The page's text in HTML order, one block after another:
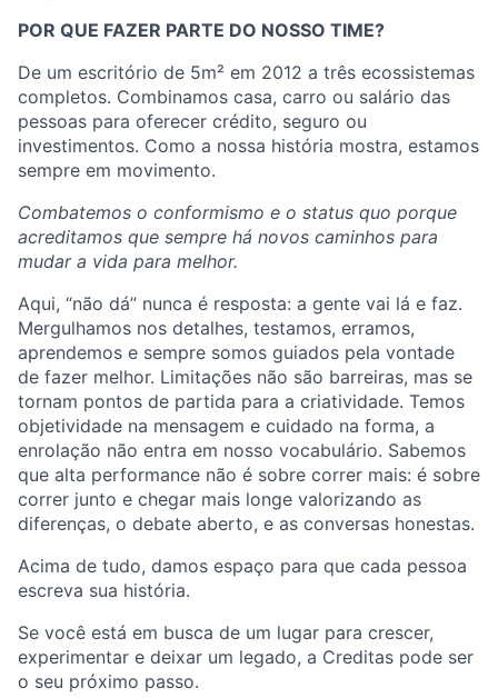
POR QUE FAZER PARTE DO NOSSO TIME?
De um escritório de 5m² em 2012 a três ecossistemas
completos. Combinamos casa, carro ou salário das
pessoas para oferecer crédito, seguro ou
investimentos. Como a nossa história mostra, estamos
sempre em movimento.
Combatemos o conformismo e o status quo porque
acreditamos que sempre há novos caminhos para
mudar a vida para melhor.
Aqui, “não dá” nunca é resposta: a gente vai lá e faz.
Mergulhamos nos detalhes, testamos, erramos,
aprendemos e sempre somos guiados pela vontade
de fazer melhor. Limitações não são barreiras, mas se
tornam pontos de partida para a criatividade. Temos
objetividade na mensagem e cuidado na forma, a
enrolação não entra em nosso vocabulário. Sabemos
que alta performance não é sobre correr mais: é sobre
correr junto e chegar mais longe valorizando as
diferenças, o debate aberto, e as conversas honestas.
Acima de tudo, damos espaço para que cada pessoa
escreva sua história.
Se você está em busca de um lugar para crescer,
experimentar e deixar um legado, a Creditas pode ser
o seu próximo passo.